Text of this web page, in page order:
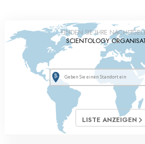
FINDEN SIE IHRE
SCIENTOLOGY
LISTE ANZEIGEN